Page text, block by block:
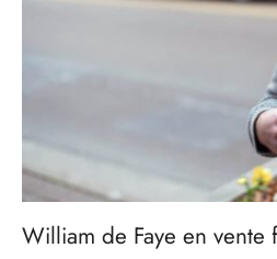
William de Faye en vente